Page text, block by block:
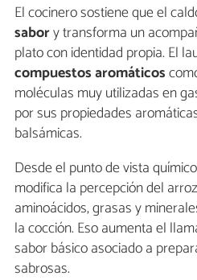
El cocinero sostiene que el
sabory transforma un
plato con identidad propia. El
compuestos aromáticos
moléculas muy utilizadas en
por sus propiedades
balsámicas.
Desde el punto de vista
modifica la percepción del
aminoácidos, grasas y
la cocción. Eso aumenta el
sabor básico asociado a
sabrosas.